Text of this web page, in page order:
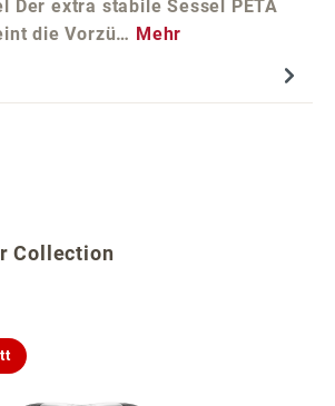
Der extra stabile Sessel PETA
die Vorzü… Mehr
überspringen
Collection